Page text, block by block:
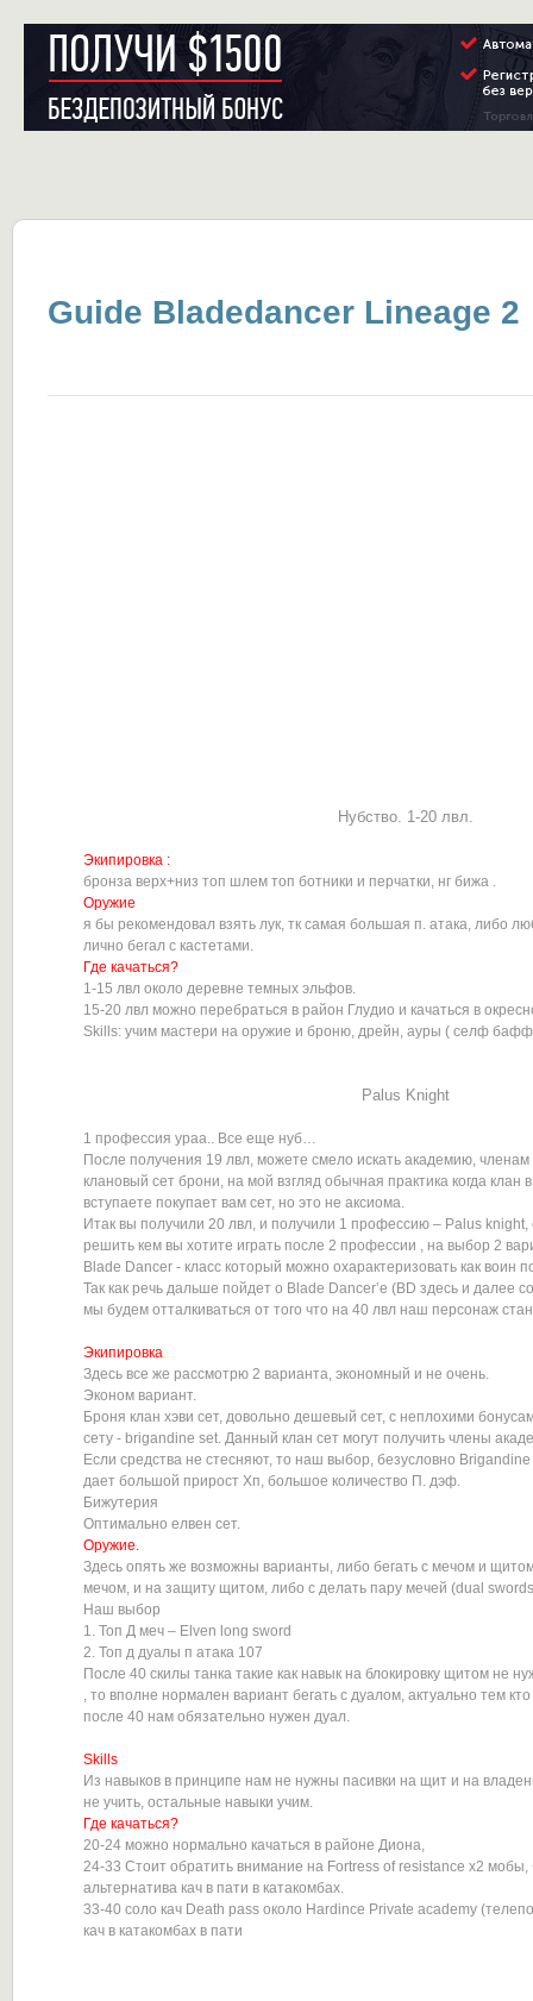
Guide Bladedancer Lineage 2
Нубство. 1-20 лвл.
Экипировка :
бронза верх+низ топ шлем топ ботники и перчатки, нг бижа .
Оружие
я бы рекомендовал взять лук, тк самая большая п. атака, либо
лично бегал с кастетами.
Где качаться?
1-15 лвл около деревне темных эльфов.
15-20 лвл можно перебраться в район Глудио и качаться в
Skills: учим мастери на оружие и броню, дрейн, ауры ( селф
Palus Knight
1 профессия ураа.. Все еще нуб…
После получения 19 лвл, можете смело искать академию, членам
клановый сет брони, на мой взгляд обычная практика когда клан
вступаете покупает вам сет, но это не аксиома.
Итак вы получили 20 лвл, и получили 1 профессию – Palus knight,
решить кем вы хотите играть после 2 профессии , на выбор 2
Blade Dancer - класс который можно охарактеризовать как воин
Так как речь дальше пойдет о Blade Dancer’e (BD здесь и далее
мы будем отталкиваться от того что на 40 лвл наш персонаж
Экипировка.
Здесь все же рассмотрю 2 варианта, экономный и не очень.
Эконом вариант.
Броня клан хэви сет, довольно дешевый сет, с неплохими
сету - brigandine set. Данный клан сет могут получить члены
Если средства не стесняют, то наш выбор, безусловно Brigandine
дает большой прирост Хп, большое количество П. дэф.
Бижутерия
Oптимально елвен сет.
Оружие.
Здесь опять же возможны варианты, либо бегать с мечом и
мечом, и на защиту щитом, либо с делать пару мечей (dual
Наш выбор
1. Топ Д меч – Elven long sword
2. Топ д дуалы п атака 107
После 40 скилы танка такие как навык на блокировку щитом не
, то вполне нормален вариант бегать с дуалом, актуально тем
после 40 нам обязательно нужен дуал.
Skills
Из навыков в принципе нам не нужны пасивки на щит и на
не учить, остальные навыки учим.
Где качаться?
20-24 можно нормально качаться в районе Диона,
24-33 Стоит обратить внимание на Fortress of resistance х2 мобы,
альтернатива кач в пати в катакомбах.
33-40 соло кач Death pass около Hardince Private academy
кач в катакомбах в пати